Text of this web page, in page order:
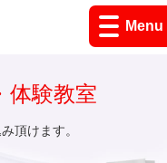
Menu
体験教室
頂けます。